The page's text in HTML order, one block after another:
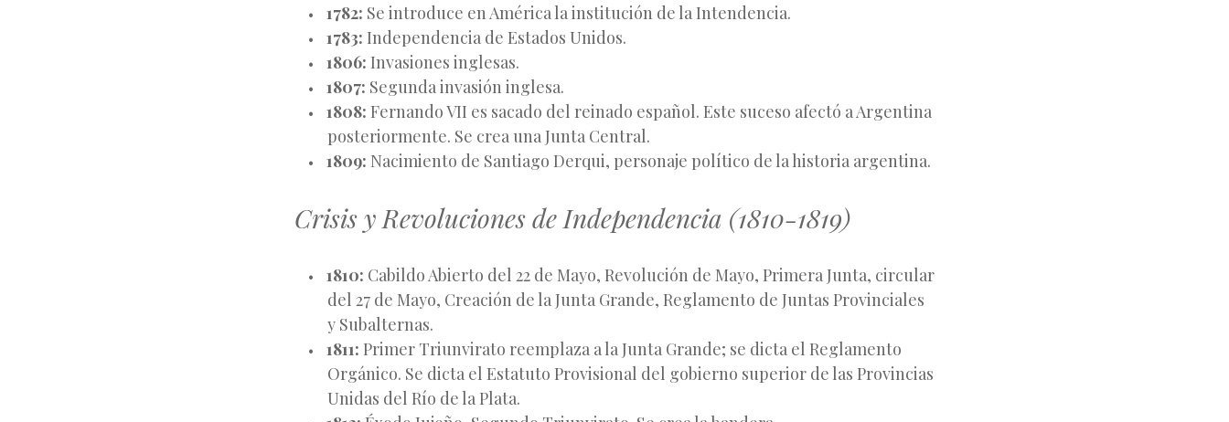
1782: Se introduce en América la institución de la Intendencia.
1783: Independencia de Estados Unidos.
1806: Invasiones inglesas.
1807: Segunda invasión inglesa.
1808: Fernando VII es sacado del reinado español. Este suceso afectó a Argentina
posteriormente. Se crea una Junta Central.
1809: Nacimiento de Santiago Derqui, personaje político de la historia argentina.
Crisis y Revoluciones de Independencia (1810-1819)
1810: Cabildo Abierto del 22 de Mayo, Revolución de Mayo, Primera Junta, circular
del 27 de Mayo, Creación de la Junta Grande, Reglamento de Juntas Provinciales
y Subalternas.
1811: Primer Triunvirato reemplaza a la Junta Grande; se dicta el Reglamento
Orgánico. Se dicta el Estatuto Provisional del gobierno superior de las Provincias
Unidas del Río de la Plata.